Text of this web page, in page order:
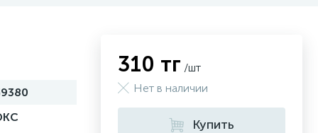
310 тг /шт
Нет в наличии
Купить